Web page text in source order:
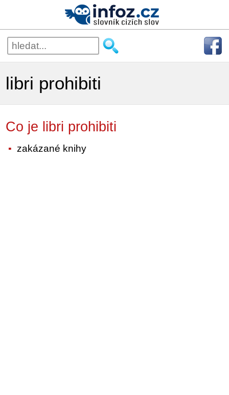
libri prohibiti
Co je libri prohibiti
zakázané knihy